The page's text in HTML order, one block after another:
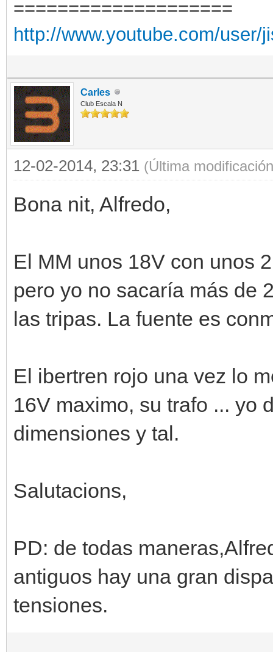
====================
http://www.youtube.com/user/
Carles
Club Escala N
12-02-2014, 23:31 (Última
Bona nit, Alfredo,
El MM unos 18V con unos
pero yo no sacaría más de
las tripas. La fuente es
El ibertren rojo una vez lo
16V maximo, su trafo ... yo
dimensiones y tal.
Salutacions,
PD: de todas
antiguos hay una gran
tensiones.